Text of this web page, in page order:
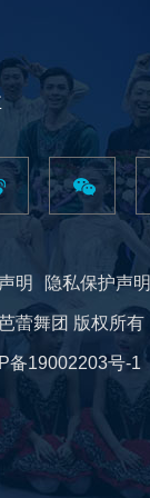
明 隐私保护声明
蕾舞团 版权所有
备19002203号-1